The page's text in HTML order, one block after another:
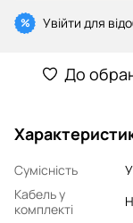
% Увійти для
До
Сумісність
Кабель у
комплекті